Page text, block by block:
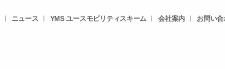
ニュース YMS ユースモビリティスキーム 会社案内 お問い